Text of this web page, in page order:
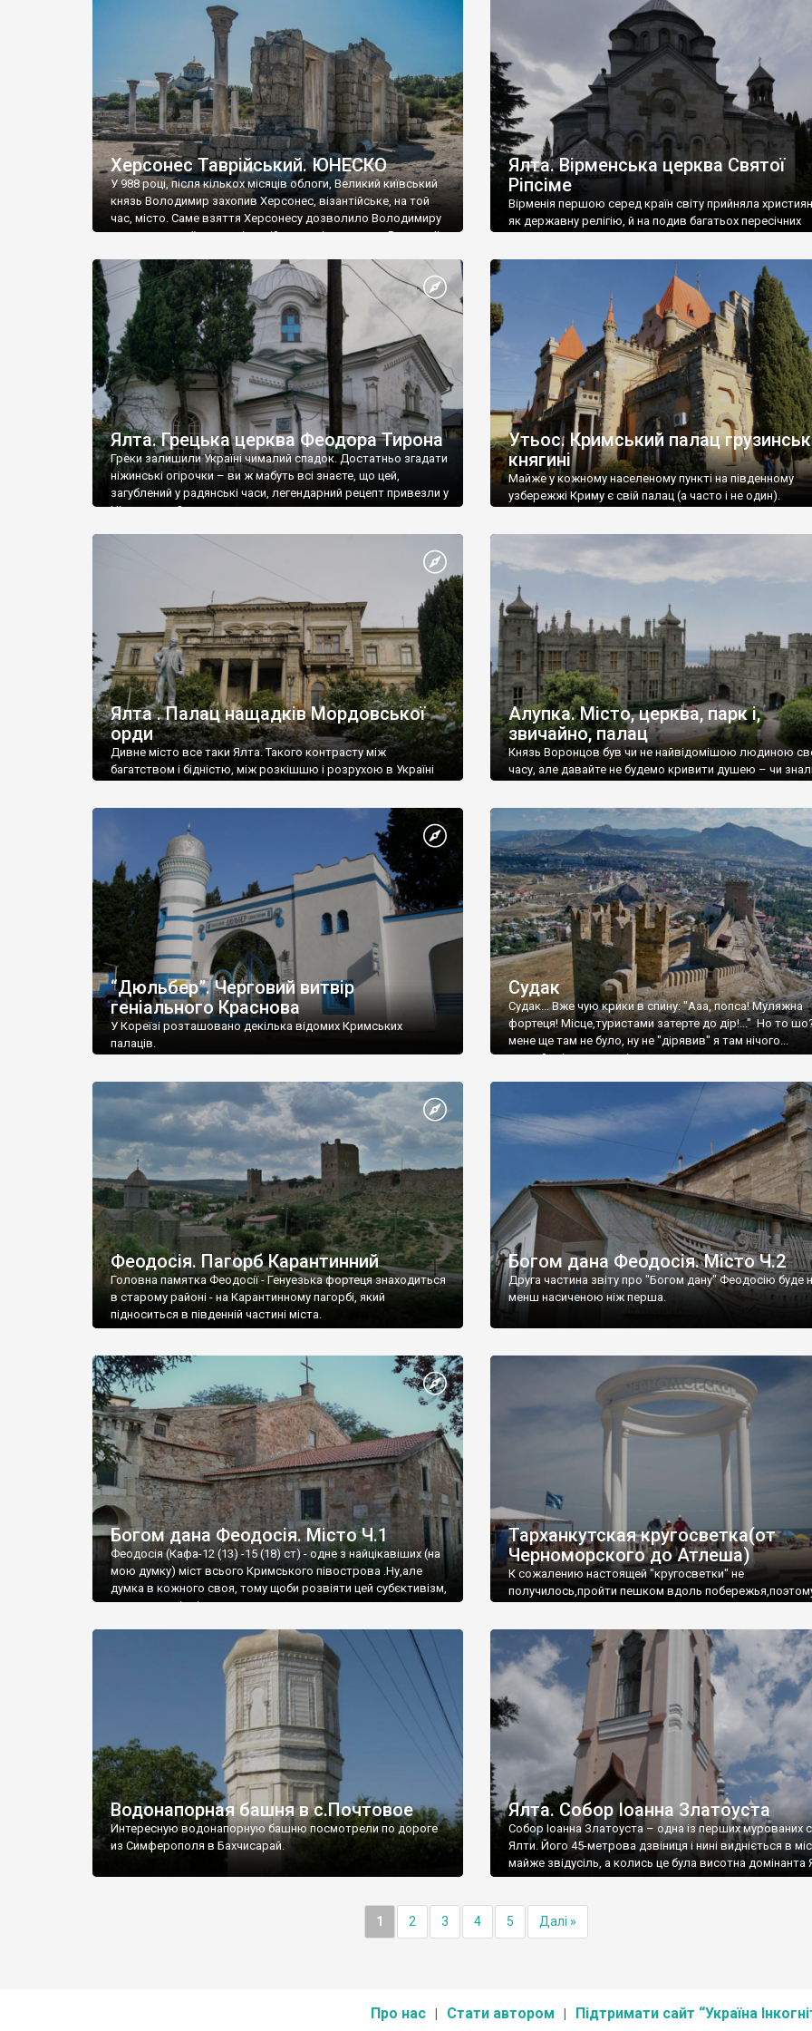
візантійської доби. Раритети викрадені з фондів об’єкту
культурної спадщини ЮНЕСКО «Херсонеса Таврійського».
Офіційно – на виставку «Золото Візантії», але експерти та
влада в Україні вважають це лише […]
називаються «повстяками» (postaki)…” “Вино. Крим
виробляє відмінне вино і його вдосталь: воно все
легке біле і дуже […]
Херсонес Таврійський. ЮНЕСКО
У 988 році, після кількох місяців облоги, Великий київський
князь Володимир захопив Херсонес, візантійське, на той
час, місто. Саме взяття Херсонесу дозволило Володимиру
диктувати свої умови візантійському імператору Василю ІІ,
Херсонесі Володимир-язичник, став Василем-
християнином. А потім було Хрещення Русі. На честь
Херсонесу Таврійського названо місто […]
Ялта. Вірменська церква Святої
Ріпсіме
Вірменія першою серед країн світу прийняла
як державну релігію, й на подив багатьох пересічних
Ялта. Грецька церква Феодора Тирона
Греки залишили Україні чималий спадок. Достатньо згадати
ніжинські огірочки – ви ж мабуть всі знаєте, що цей,
загублений у радянські часи, легендарний рецепт привезли у
Ніжин греки?
Утьос. Кримський палац
княгині
Майже у кожному населеному пункті на південному
узбережжі Криму є свій палац (а часто і не один).
Ялта . Палац нащадків Мордовської
орди
Дивне місто все таки Ялта. Такого контрасту між
багатством і бідністю, між розкішшю і розрухою в Україні
Алупка. Місто, церква, парк і,
звичайно, палац
Князь Воронцов був чи не найвідомішою людиною
часу, але давайте не будемо кривити душею – чи
“Дюльбер”. Черговий витвір
геніального Краснова
У Кореїзі розташовано декілька відомих Кримських
палаців.
Судак
Судак... Вже чую крики в спину: "Ааа, попса! Муляжна
фортеця! Місце,туристами затерте до дір!..." Но то
мене ще там не було, ну не "дірявив" я там нічого...
принаймні до цього літа.
Феодосія. Пагорб Карантинний
Головна памятка Феодосії - Генуезька фортеця знаходиться
в старому районі - на Карантинному пагорбі, який
підноситься в південній частині міста.
Богом дана Феодосія. Місто Ч.2
Друга частина звіту про "Богом дану" Феодосію буде
менш насиченою ніж перша.
Богом дана Феодосія. Місто Ч.1
Феодосія (Кафа-12 (13) -15 (18) ст) - одне з найцікавіших (на
мою думку) міст всього Кримського півострова .Ну,але
думка в кожного своя, тому щоби розвіяти цей субєктивізм,
запрошую відвідати це
Тарханкутская кругосветка(от
Черноморского до Атлеша)
К сожалению настоящей "кругосветки" не
получилось,пройти пешком вдоль
Водонапорная башня в с.Почтовое
Интересную водонапорную башню посмотрели по дороге
из Симферополя в Бахчисарай.
Ялта. Собор Іоанна Златоуста
Собор Іоанна Златоуста – одна із перших мурованих
Ялти. Його 45-метрова дзвіниця і нині видніється в
майже звідусіль, а колись це була висотна домінанта
1 2 3 4 5 Далі »
Про нас Стати автором Підтримати сайт “Україна